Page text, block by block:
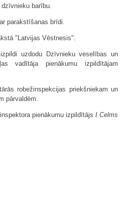
barību.
parakstīšanas brīdi.
"Latvijas Vēstnesis".
uzdodu Dzīvnieku veselības un
vadītāja pienākumu izpildītājam
robežinspekcijas priekšniekam un
pārvaldēm.
pienākumu izpildītājs I.Celms